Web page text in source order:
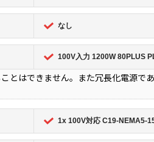
なし
100V入力 1200W 80PLUS
とはできません。また冗長化電源で
1x 100V対応 C19-NEMA5-